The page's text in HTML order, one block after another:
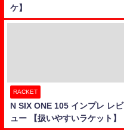
ケ】
RACKET
N SIX ONE 105 インプレ レビ
ュー 【扱いやすいラケット】